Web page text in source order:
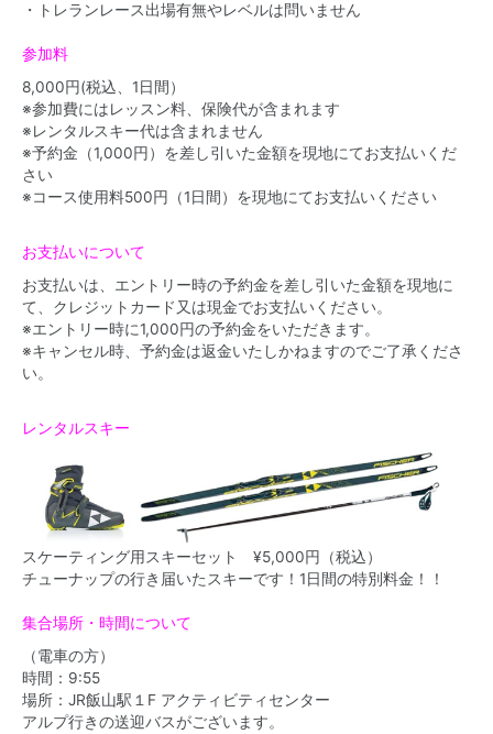
・トレランレース出場有無やレベルは問いません
参加料
8,000円(税込、1日間）
※参加費にはレッスン料、保険代が含まれます
※レンタルスキー代は含まれません
※予約金（1,000円）を差し引いた金額を現地にてお支払いくだ
さい
※コース使用料500円（1日間）を現地にてお支払いください
お支払いについて
お支払いは、エントリー時の予約金を差し引いた金額を現地に
て、クレジットカード又は現金でお支払いください。
※エントリー時に1,000円の予約金をいただきます。
※キャンセル時、予約金は返金いたしかねますのでご了承くださ
い。
レンタルスキー
スケーティング用スキーセット ¥5,000円（税込）
チューナップの行き届いたスキーです！1日間の特別料金！！
集合場所・時間について
（電車の方）
時間： 9:55
場所：JR飯山駅１F アクティビティセンター
アルプ行きの送迎バスがございます。